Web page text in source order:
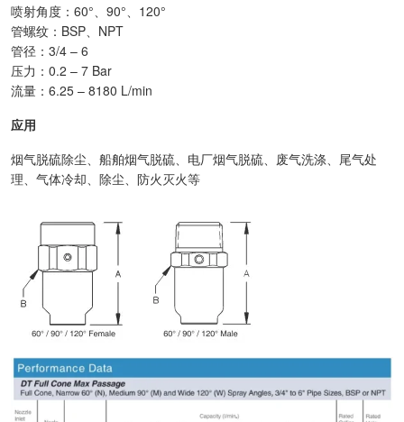
喷射角度：60°、90°、120°
管螺纹：BSP、NPT
管径：3/4 – 6
压力：0.2 – 7 Bar
流量：6.25 – 8180 L/min
应用
烟气脱硫除尘、船舶烟气脱硫、电厂烟气脱硫、废气洗涤、尾气处
理、气体冷却、除尘、防火灭火等